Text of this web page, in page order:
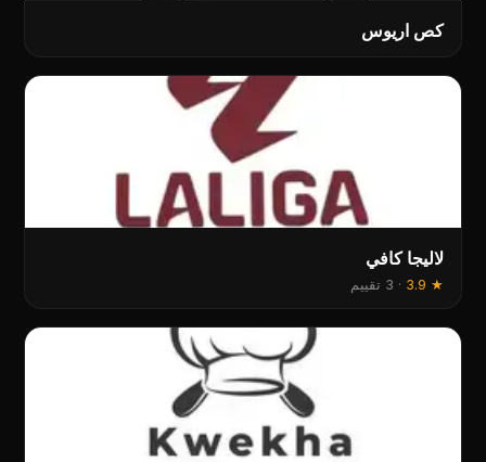
کص اریوس
لالیجا کافي
★
3.9
· 3 تقييم